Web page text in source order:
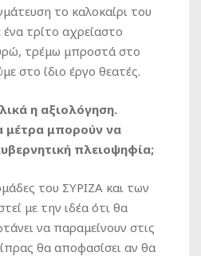
το καλοκαίρι του
τρίτο αχρείαστο
τρέμω μπροστά στο
στο ίδιο έργο θεατές.
η αξιολόγηση.
μέτρα μπορούν να
πλειοψηφία;
του ΣΥΡΙΖΑ και των
με την ιδέα ότι θα
να παραμείνουν στις
θα αποφασίσει αν θα